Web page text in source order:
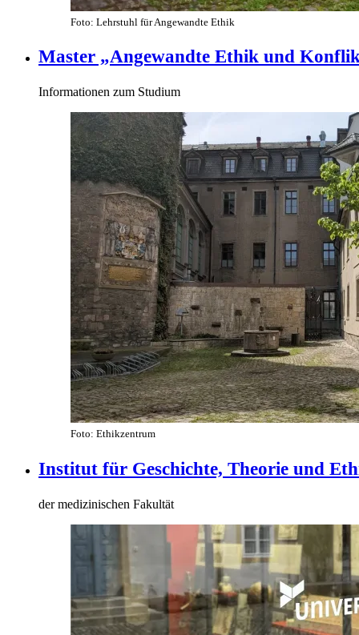
Foto: Lehrstuhl für Angewandte Ethik
Master „Angewandte Ethik und
Informationen zum Studium
Foto: Ethikzentrum
Institut für Geschichte, Theorie und
der medizinischen Fakultät